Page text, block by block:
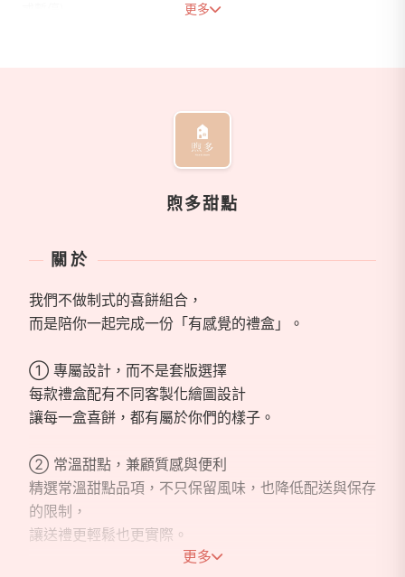
更多
煦多甜點
關於
我們不做制式的喜餅組合，
而是陪你一起完成一份「有感覺的禮盒」。
① 專屬設計，而不是套版選擇
每款禮盒配有不同客製化繪圖設計
讓每一盒喜餅，都有屬於你們的樣子。
② 常溫甜點，兼顧質感與便利
精選常溫甜點品項，不只保留風味，也降低配送與保存
的限制，
讓送禮更輕鬆也更實際。
更多